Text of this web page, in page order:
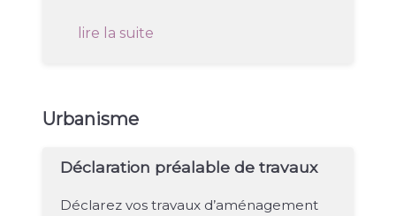
lire la suite
Urbanisme
Déclaration préalable de travaux
Déclarez vos travaux d’aménagement